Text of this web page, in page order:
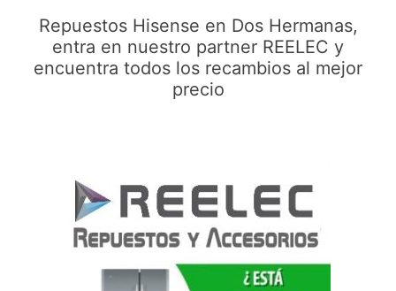
Repuestos Hisense en Dos Hermanas,
entra en nuestro partner REELEC y
encuentra todos los recambios al mejor
precio